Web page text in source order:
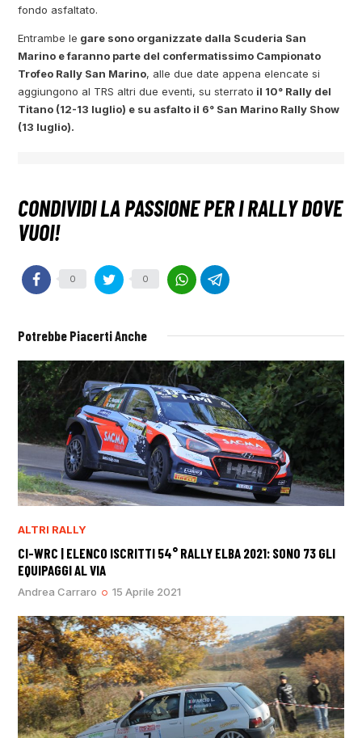
fondo asfaltato.
Entrambe le gare sono organizzate dalla Scuderia San
Marino e faranno parte del confermatissimo Campionato
Trofeo Rally San Marino, alle due date appena elencate si
aggiungono al TRS altri due eventi, su sterrato il 10° Rally del
Titano (12-13 luglio) e su asfalto il 6° San Marino Rally Show
(13 luglio).
0 0
Potrebbe Piacerti Anche
ALTRI RALLY
CI-WRC | ELENCO ISCRITTI 54° RALLY ELBA 2021: SONO 73 GLI
EQUIPAGGI AL VIA
Andrea Carraro 15 Aprile 2021